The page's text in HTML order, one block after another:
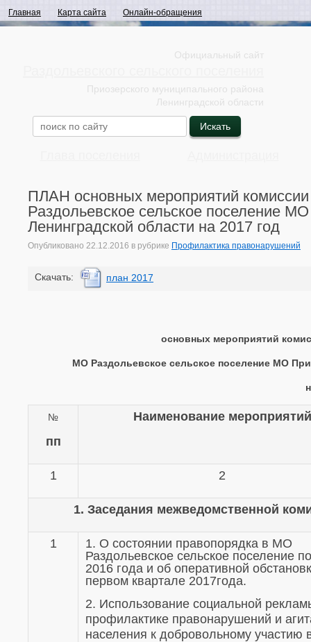
Главная Карта сайта Онлайн-обращения
Официальный сайт
Приозерского муниципального района
Ленинградской области
ПЛАН основных мероприятий
Раздольевское сельское поселение
Ленинградской области на 2017 год
Опубликовано 22.12.2016 в рубрике Профилактика правонарушений
Cкачать: план 2017
основных мероприятий
МО Раздольевское сельское поселение МО
№
пп
Наименование мероприятий
1 2
1. Заседания межведомственной
1
1. О состоянии правопорядка в МО
Раздольевское сельское поселение
2016 года и об оперативной
первом квартале 2017года.
2. Использование социальной
профилактике правонарушений и
населения к добровольному участию